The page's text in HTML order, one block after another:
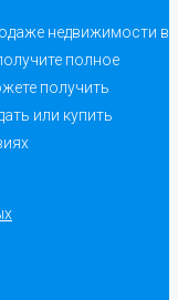
недвижимости в
полное
получить
или купить